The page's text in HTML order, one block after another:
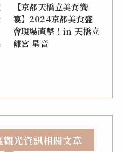
【京都天橋立美食饗
宴】2024京都美食盛
會現場直擊！in 天橋立
離宮 星音
光資訊相關文章